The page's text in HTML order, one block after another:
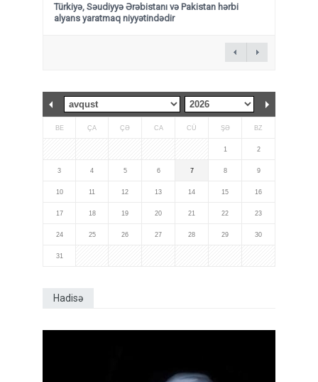
Türkiyə, Səudiyyə Ərəbistanı və Pakistan hərbi
alyans yaratmaq niyyətindədir
BE ÇA ÇƏ CA CÜ ŞƏ BZ
1 2
3 4 5 6 7 8 9
10 11 12 13 14 15 16
17 18 19 20 21 22 23
24 25 26 27 28 29 30
31
Hadisə